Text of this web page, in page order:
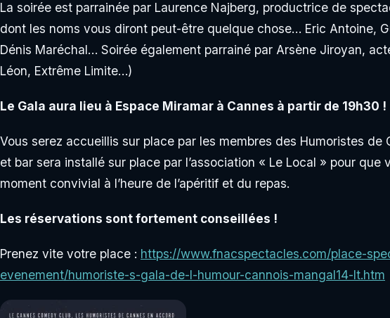
La soirée est parrainée par Laurence Najberg, productrice de
dont les noms vous diront peut-être quelque chose… Eric Antoine,
Dénis Maréchal… Soirée également parrainé par Arsène Jiroyan,
Léon, Extrême Limite…)
Le Gala aura lieu à Espace Miramar à Cannes à partir de 19h30 !
Vous serez accueillis sur place par les membres des Humoristes de
et bar sera installé sur place par l’association « Le Local » pour que
moment convivial à l’heure de l’apéritif et du repas.
Les réservations sont fortement conseillées !
Prenez vite votre place : https://www.fnacspectacles.com/place-
evenement/humoriste-s-gala-de-l-humour-cannois-mangal14-lt.htm